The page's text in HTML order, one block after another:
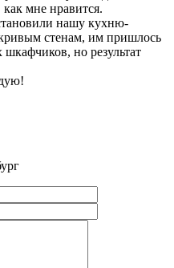
мне нравится.
нашу кухню-
стенам, им пришлось
но результат